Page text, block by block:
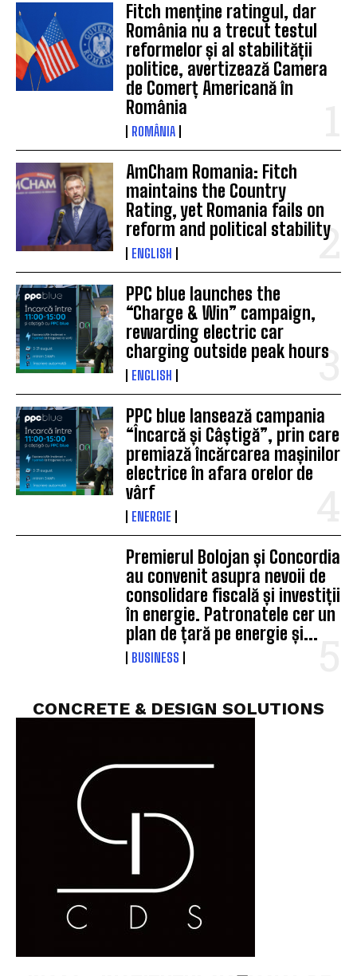
Fitch menține ratingul, dar
România nu a trecut testul
reformelor și al stabilității
politice, avertizează Camera
de Comerț Americană în
România
ROMÂNIA
AmCham Romania: Fitch
maintains the Country
Rating, yet Romania fails on
reform and political stability
ENGLISH
PPC blue launches the
“Charge & Win” campaign,
rewarding electric car
charging outside peak hours
ENGLISH
PPC blue lansează campania
“Încarcă și Câștigă”, prin care
premiază încărcarea mașinilor
electrice în afara orelor de
vârf
ENERGIE
Premierul Bolojan și Concordia
au convenit asupra nevoii de
consolidare fiscală și investiții
în energie. Patronatele cer un
plan de țară pe energie și...
BUSINESS
CONCRETE & DESIGN SOLUTIONS